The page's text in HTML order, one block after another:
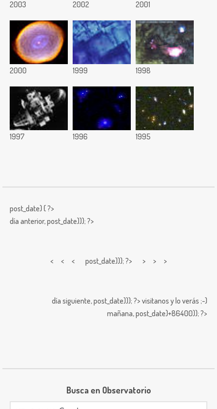
2003 2002 2001
2000 1999 1998
1997 1996 1995
post_date) { ?>
día anterior,post_date))); ?>
< < < post_date))); ?> > > >
día siguiente,post_date))); ?> visitanos y lo verás ;-)
mañana,post_date)+86400)); ?>
Busca en Observatorio